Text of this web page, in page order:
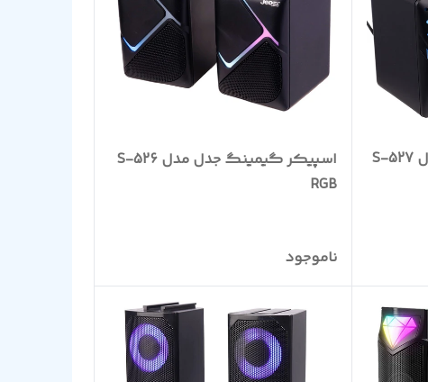
اسپیکر گیمینگ جدل مدل S-527
اسپیکر گیمینگ جدل مدل S-526
RGB
ناموجود